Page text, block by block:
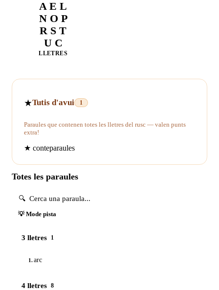
A E L
N O P
R S T
U C
LLETRES
★Tutis d'avui 1
Paraules que contenen totes les lletres del rusc — valen punts
extra!
★ conteparaules
Totes les paraules
💡 Mode pista
3 lletres 1
1.arc
4 lletres 8